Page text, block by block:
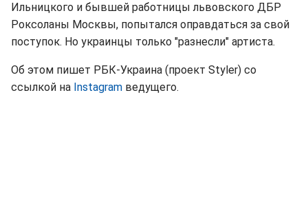
Ильницкого и бывшей работницы львовского ДБР
Роксоланы Москвы, попытался оправдаться за свой
поступок. Но украинцы только "разнесли" артиста.
Об этом пишет РБК-Украина (проект Styler) со
ссылкой на Instagram ведущего.